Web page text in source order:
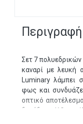
Περιγραφή
Σετ 7
καναρί με λευκή
Luminary λάμπει
φως και
οπτικό
δεκάδων, d12 και